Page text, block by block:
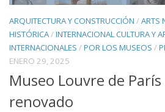
ARQUITECTURA Y CONSTRUCCIÓN /ARTS
HISTÓRICA/INTERNACIONAL CULTURA Y
INTERNACIONALES /POR LOS MUSEOS /
ENERO 29, 2025
Museo Louvre de
renovado